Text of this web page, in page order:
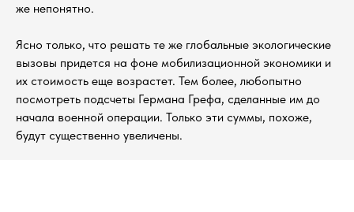
же непонятно.
Ясно только, что решать те же глобальные экологические
вызовы придется на фоне мобилизационной экономики и
их стоимость еще возрастет. Тем более, любопытно
посмотреть подсчеты Германа Грефа, сделанные им до
начала военной операции. Только эти суммы, похоже,
будут существенно увеличены.